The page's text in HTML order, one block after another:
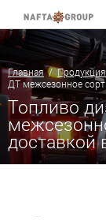
Главная/Продукция
ДТ межсезонное
Топливо
доставкой